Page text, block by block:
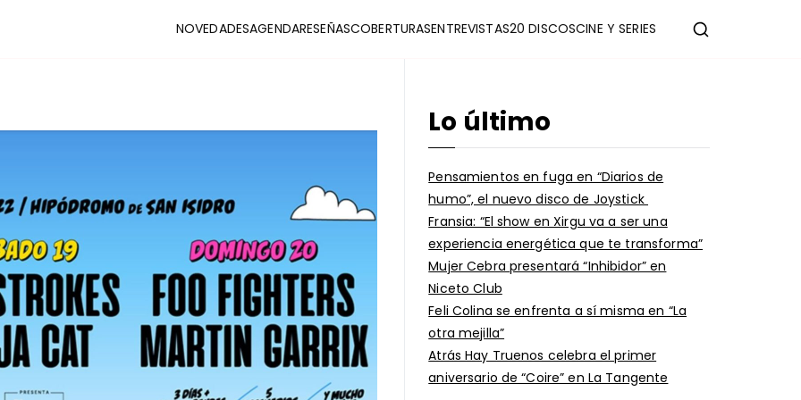
NOVEDADESAGENDARESEÑASCOBERTURASENTREVISTAS20 DISCOSCINE Y SERIES
Lo último
Pensamientos en fuga en “Diarios de
humo”, el nuevo disco de Joystick
Fransia: “El show en Xirgu va a ser una
experiencia energética que te transforma”
Mujer Cebra presentará “Inhibidor” en
Niceto Club
Feli Colina se enfrenta a sí misma en “La
otra mejilla”
Atrás Hay Truenos celebra el primer
aniversario de “Coire” en La Tangente